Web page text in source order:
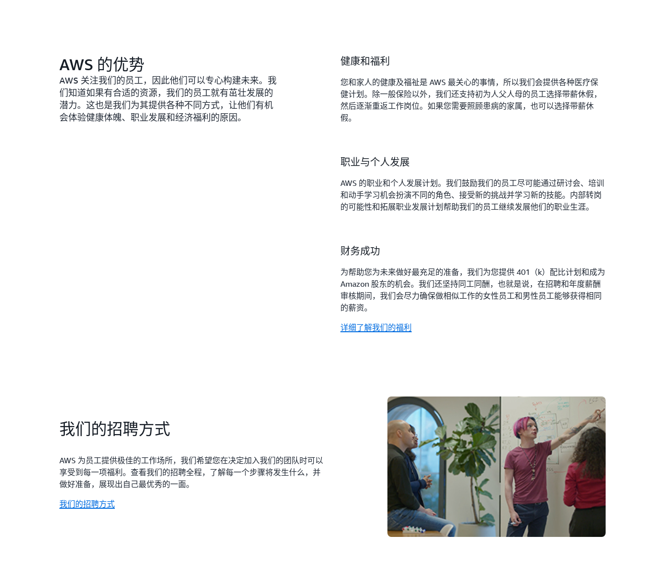
AWS 的优势
AWS 关注我们的员工，因此他们可以专心构建未来。我
们知道如果有合适的资源，我们的员工就有茁壮发展的
潜力。这也是我们为其提供各种不同方式，让他们有机
会体验健康体魄、职业发展和经济福利的原因。
健康和福利
您和家人的健康及福祉是 AWS 最关心的事情，所以我们会提供各种医疗保
健计划。除一般保险以外，我们还支持初为人父人母的员工选择带薪休假，
然后逐渐重返工作岗位。如果您需要照顾患病的家属，也可以选择带薪休
假。
职业与个人发展
AWS 的职业和个人发展计划。我们鼓励我们的员工尽可能通过研讨会、培训
和动手学习机会扮演不同的角色、接受新的挑战并学习新的技能。内部转岗
的可能性和拓展职业发展计划帮助我们的员工继续发展他们的职业生涯。
财务成功
为帮助您为未来做好最充足的准备，我们为您提供 401（k）配比计划和成为
Amazon 股东的机会。我们还坚持同工同酬，也就是说，在招聘和年度薪酬
审核期间，我们会尽力确保做相似工作的女性员工和男性员工能够获得相同
的薪资。
详细了解我们的福利
我们的招聘方式
AWS 为员工提供极佳的工作场所，我们希望您在决定加入我们的团队时可以
享受到每一项福利。查看我们的招聘全程，了解每一个步骤将发生什么，并
做好准备，展现出自己最优秀的一面。
我们的招聘方式